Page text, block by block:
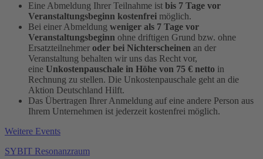
Eine Abmeldung Ihrer Teilnahme ist bis 7 Tage vor
Veranstaltungsbeginn kostenfrei möglich.
Bei einer Abmeldung weniger als 7 Tage vor
Veranstaltungsbeginn ohne driftigen Grund bzw. ohne
Ersatzteilnehmer oder bei Nichterscheinen an der
Veranstaltung behalten wir uns das Recht vor,
eine Unkostenpauschale in Höhe von 75 € netto in
Rechnung zu stellen. Die Unkostenpauschale geht an die
Aktion Deutschland Hilft.
Das Übertragen Ihrer Anmeldung auf eine andere Person aus
Ihrem Unternehmen ist jederzeit kostenfrei möglich.
Weitere Events
SYBIT Resonanzraum